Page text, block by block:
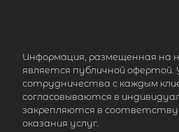
Информация, размещенная на
является публичной офертой.
сотрудничества с каждым
согласовываются в
закрепляются в
оказания услуг.